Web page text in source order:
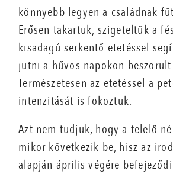
könnyebb legyen a családnak
Erősen takartuk, szigeteltük a
kisadagú serkentő etetéssel
jutni a hűvös napokon
Természetesen az etetéssel a
intenzitását is fokoztuk.
Azt nem tudjuk, hogy a telelő
mikor következik be, hisz az
alapján április végére